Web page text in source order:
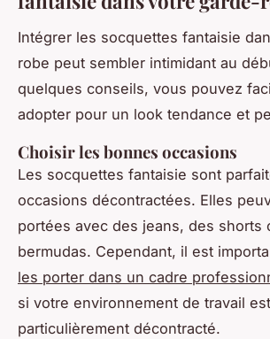
Intégrer les socquettes fantaisie
robe peut sembler intimidant au
quelques conseils, vous pouvez
adopter pour un look tendance et
Choisir les bonnes occasions
Les socquettes fantaisie sont
occasions décontractées. Elles
portées avec des jeans, des shorts
bermudas. Cependant, il est
les porter dans un cadre
si votre environnement de travail est
particulièrement décontracté.